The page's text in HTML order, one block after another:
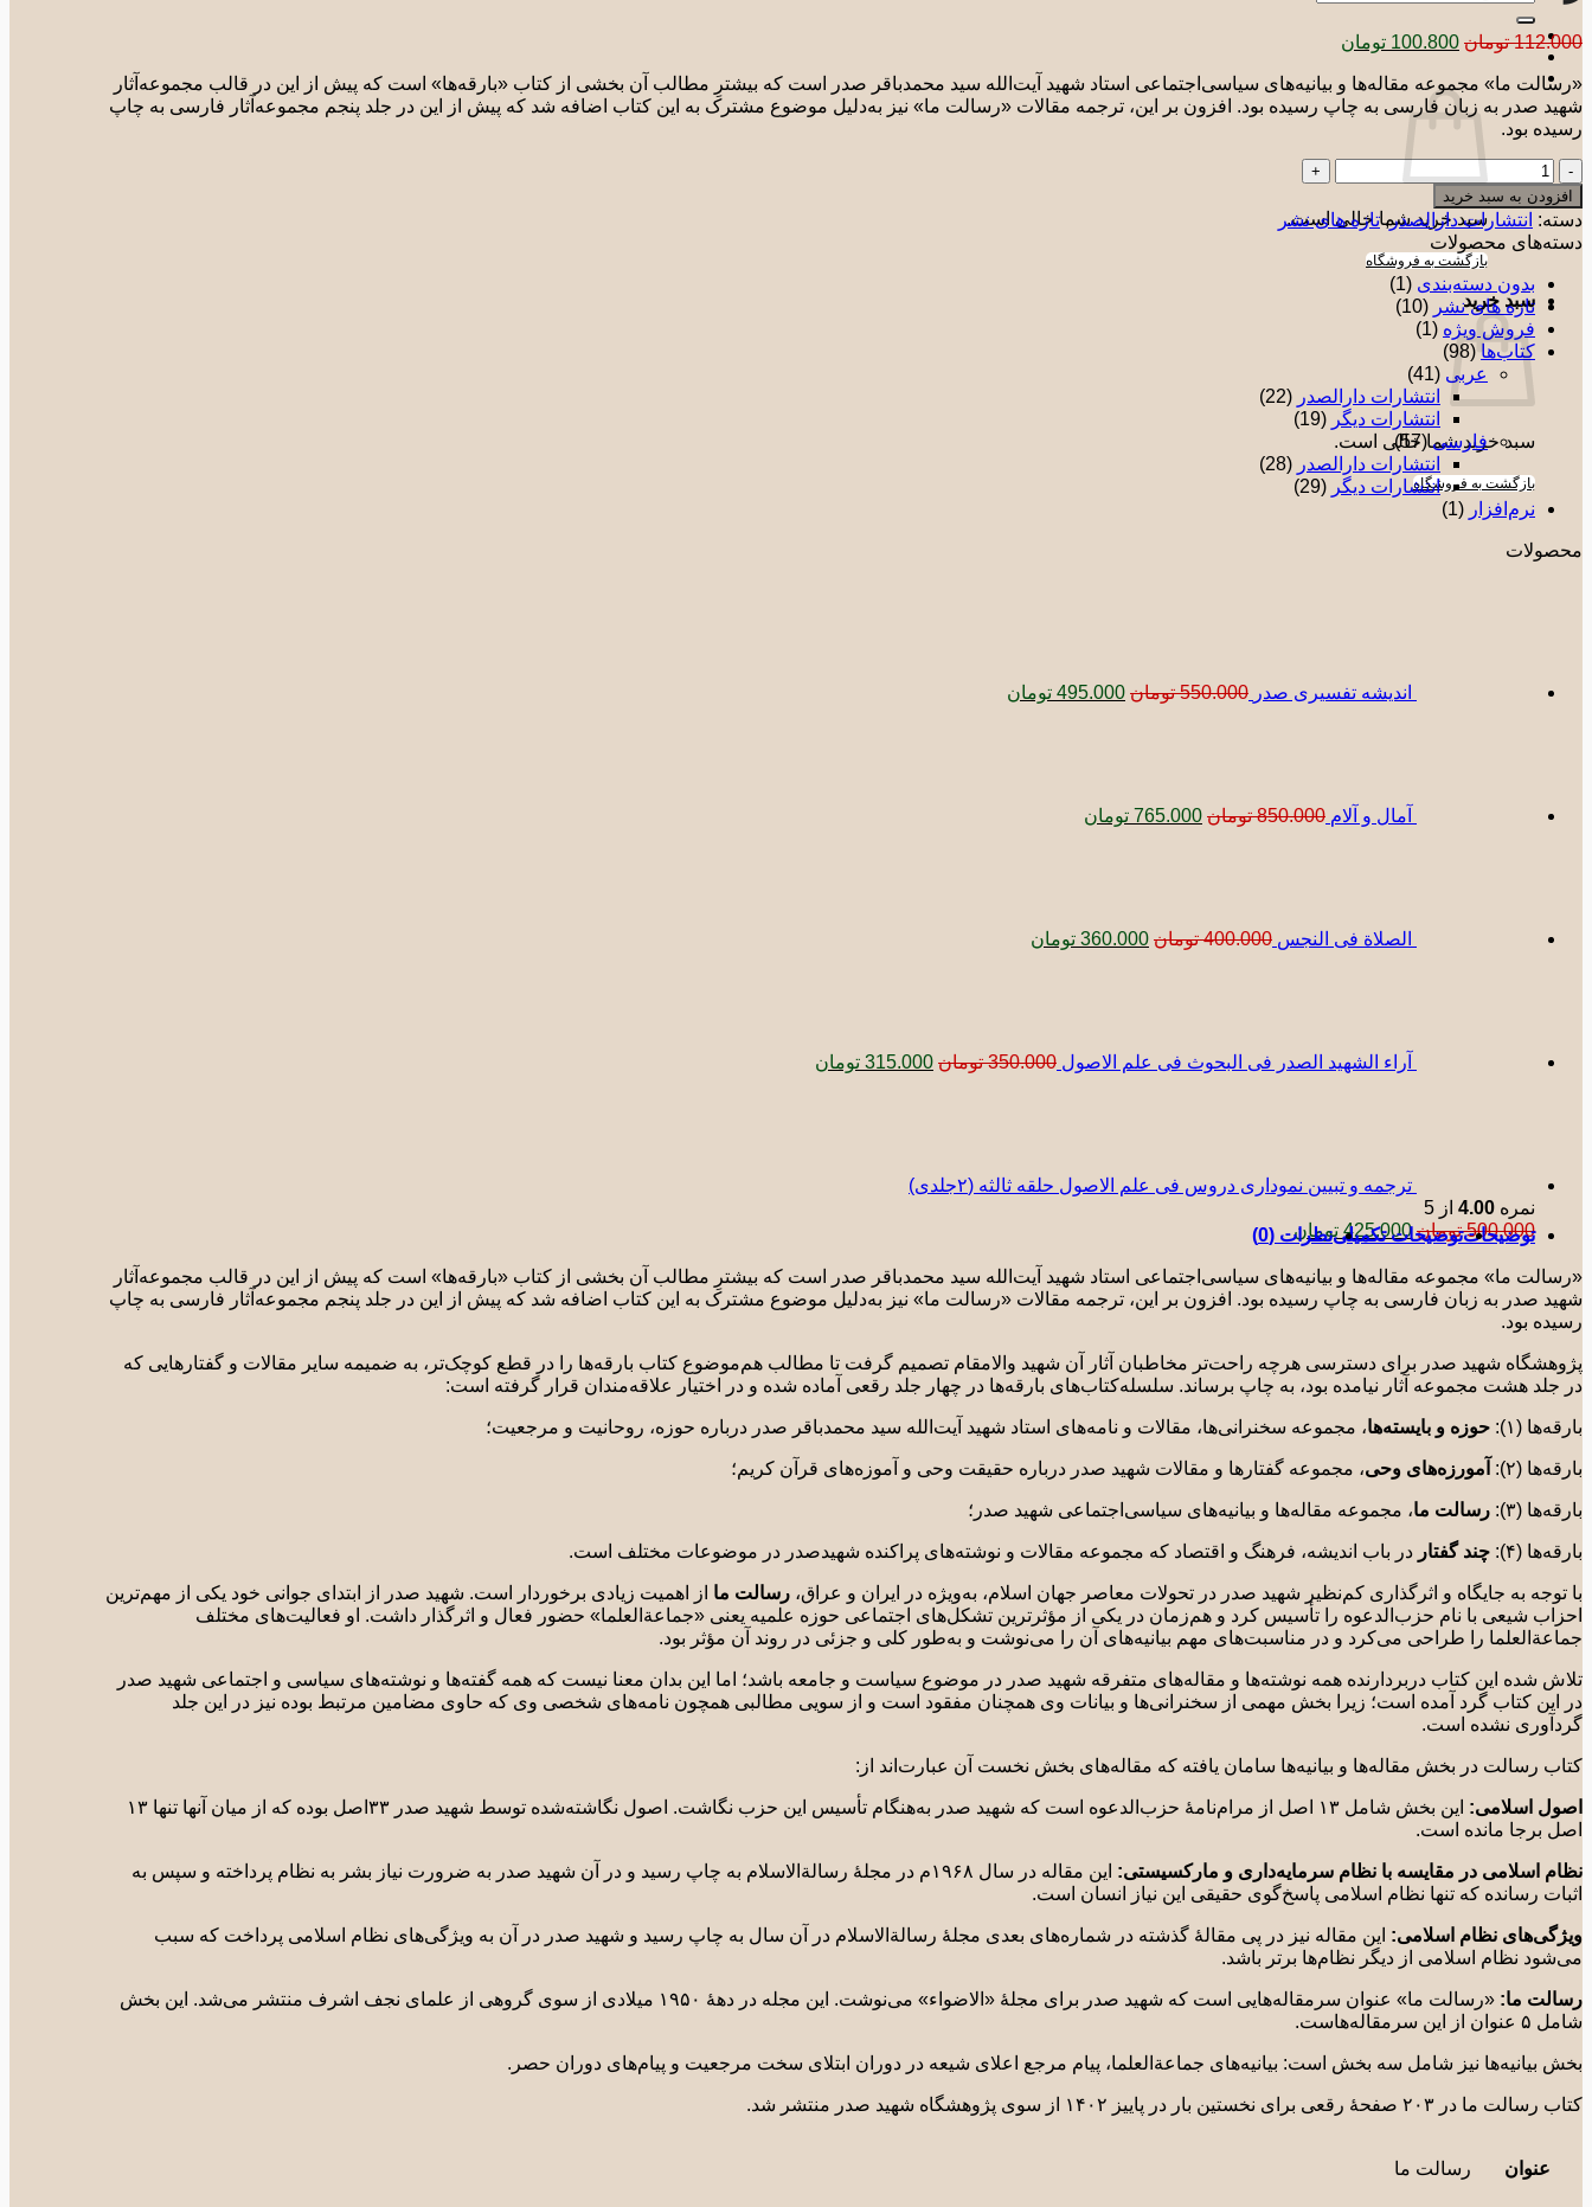
سبد خرید شما خالی است.
بازگشت به فروشگاه
سبد خرید
سبد خرید شما خالی است.
بازگشت به فروشگاه
112.000 تومان قیمت
112.000 تومان
بود.
100.800 تومان
100.800 تومان.
«رسالت ما» مجموعه مقاله‌ها و بیانیه‌های سیاسی‌اجتماعی استاد شهید آیت‌الله سید محمدباقر صدر است که بیشترِ مطالب آن بخشی از کتاب «بارقه‌ها» است که پیش از این در قالب مجموعه‌آثار
شهید صدر به ‌زبان فارسی به چاپ رسیده بود. افزون‌ بر این، ترجمه مقالات «رسالت ما» نیز به‌دلیل موضوع مشترک به این کتاب اضافه شد که پیش از این در جلد پنجم مجموعه‌آثار فارسی به چاپ
رسیده بود.
رسالت
ما
عدد
افزودن به سبد خرید
دسته: انتشارات دارالصدر,تازه های نشر
دسته‌های محصولات
بدون دسته‌بندی (1)
تازه های نشر (10)
فروش ویژه (1)
کتاب‌ها (98)
عربی (41)
انتشارات دارالصدر (22)
انتشارات دیگر (19)
فارسی (57)
انتشارات دارالصدر (28)
انتشارات دیگر (29)
نرم‌افزار (1)
محصولات
اندیشه تفسیری صدر 550.000 تومان 495.000 تومان
آمال و آلام 850.000 تومان 765.000 تومان
الصلاة فی النجس 400.000 تومان 360.000 تومان
آراء الشهید الصدر فی البحوث فی علم الاصول 350.000 تومان 315.000 تومان
ترجمه و تبیین نموداری دروس فی علم الاصول حلقه ثالثه (٢جلدی)
نمره 4.00 از 5
500.000 تومانقیمت
500.000 تومان
بود.
425.000 تومانقیمت
فعلی:
425.000 تومان.
توضیحاتتوضیحات تکمیلینظرات (0)
«رسالت ما» مجموعه مقاله‌ها و بیانیه‌های سیاسی‌اجتماعی استاد شهید آیت‌الله سید محمدباقر صدر است که بیشترِ مطالب آن بخشی از کتاب «بارقه‌ها» است که پیش از این در قالب مجموعه‌آثار
شهید صدر به ‌زبان فارسی به چاپ رسیده بود. افزون‌ بر این، ترجمه مقالات «رسالت ما» نیز به‌دلیل موضوع مشترک به این کتاب اضافه شد که پیش از این در جلد پنجم مجموعه‌آثار فارسی به چاپ
رسیده بود.
پژوهشگاه شهید صدر برای دسترسی هرچه راحت‌تر مخاطبان آثار آن شهید والامقام تصمیم گرفت تا مطالب هم‌موضوع کتاب بارقه‌ها را در قطع کوچک‌تر، به ضمیمه سایر مقالات و گفتارهایی که
در جلد هشت مجموعه آثار نیامده بود، به چاپ برساند. سلسله‌کتاب‌های بارقه‌ها در چهار جلد رقعی آماده شده و در اختیار علاقه‌مندان قرار گرفته است:
بارقه‌ها (١): حوزه و بایستهها، مجموعه سخنرانی‌ها، مقالات و نامه‌های استاد شهید آیت‌الله سید محمدباقر صدر درباره حوزه، روحانیت و مرجعیت؛
بارقه‌ها (٢): آمورزههای وحی، مجموعه گفتارها و مقالات شهید صدر درباره حقیقت وحی و آموزه‌های قرآن کریم؛
بارقه‌ها (٣): رسالت ما، مجموعه مقاله‌ها و بیانیه‌های سیاسی‌اجتماعی شهید صدر؛
بارقه‌ها (۴): چند گفتار در باب اندیشه، فرهنگ و اقتصاد که مجموعه مقالات و نوشته‌های پراکنده شهیدصدر در موضوعات مختلف است.
با توجه به جایگاه و اثرگذاری کم‌نظیر شهید صدر در تحولات معاصر جهان اسلام، به‌ویژه در ایران و عراق، رسالت ما از اهمیت زیادی برخوردار است. شهید صدر از ابتدای جوانی خود یکی از مهم‌ترین
احزاب شیعی با نام حزب‌الدعوه را تأسیس کرد و هم‌زمان در یکی از مؤثرترین تشکل‌های اجتماعی حوزه علمیه یعنی «جماعةالعلما» حضور فعال و اثرگذار داشت. او فعالیت‌های مختلف
جماعة‌العلما را طراحی می‌کرد و در مناسبت‌های مهم بیانیه‌های آن را می‌نوشت و به‌طور کلی و جزئی در روند آن مؤثر بود.
تلاش شده این کتاب دربردارنده‌ همه نوشته‌ها و مقاله‌های متفرقه شهید صدر در موضوع سیاست و جامعه باشد؛ اما این بدان معنا نیست که همه گفته‌ها و نوشته‌های سیاسی و اجتماعی شهید صدر
در این کتاب گرد آمده است؛ زیرا بخش مهمی از سخنرانی‌ها و بیانات وی همچنان مفقود است و از سویی مطالبی همچون نامه‌های شخصی وی که حاوی مضامین مرتبط بوده نیز در این جلد
گردآوری نشده است.
کتاب رسالت در بخش مقاله‌ها و بیانیه‌ها سامان یافته که مقاله‌های بخش نخست آن عبارت‌اند از:
اصول اسلامی:
این بخش شامل ١٣ اصل از مرام‌نامۀ حزب‌الدعوه است که شهید صدر به‌هنگام تأسیس این حزب نگاشت. اصول نگاشته‌شده توسط شهید صدر ٣٣اصل بوده که از میان آنها تنها ١٣
اصل برجا مانده است.
نظام اسلامی در مقایسه با نظام سرمایه‌داری و مارکسیستی:
این مقاله در سال ١٩۶٨م در مجلۀ رسالةالاسلام به چاپ رسید و در آن شهید صدر به ضرورت نیاز بشر به نظام پرداخته و سپس به
اثبات رسانده که تنها نظام اسلامی پاسخ‌گوی حقیقی این نیاز انسان است.
ویژگی‌های نظام اسلامی: این مقاله نیز در پی مقالۀ گذشته در شماره‌های بعدی مجلۀ رسالةالاسلام در آن سال به چاپ رسید و شهید صدر در آن به ویژگی‌های نظام اسلامی پرداخت که سبب
می‌شود نظام اسلامی از دیگر نظام‌ها برتر باشد.
رسالت ما:
«رسالت ما» عنوان سرمقاله‌هایی است که شهید صدر برای مجلۀ «الاضواء» می‌نوشت. این مجله در دهۀ ١٩۵٠ میلادی از سوی گروهی از علمای نجف اشرف منتشر می‌شد. این بخش
شامل ۵ عنوان از این سرمقاله‌هاست.
بخش بیانیه‌ها نیز شامل سه بخش است: بیانیه‌های جماعةالعلما، پیام مرجع اعلای شیعه در دوران ابتلای سخت مرجعیت و پیام‌های دوران حصر.
کتاب رسالت ما در ٢٠٣ صفحۀ رقعی برای نخستین بار در پاییز ١۴٠٢ از سوی پژوهشگاه شهید صدر منتشر شد.
عنوان رسالت ما